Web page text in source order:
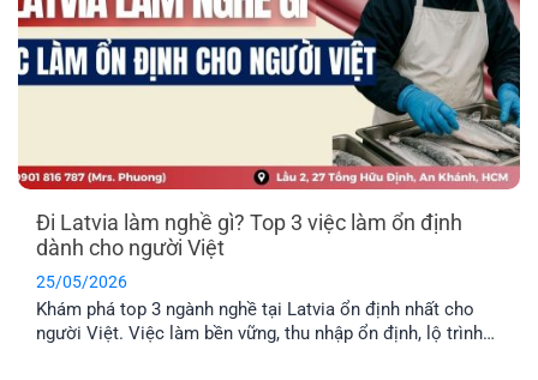
Đi Latvia làm nghề gì? Top 3 việc làm ổn định
dành cho người Việt
25/05/2026
Khám phá top 3 ngành nghề tại Latvia ổn định nhất cho
người Việt. Việc làm bền vững, thu nhập ổn định, lộ trình